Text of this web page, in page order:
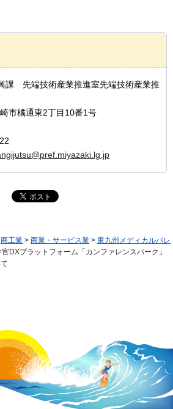
課 先端技術産業推進室先端技術産業推
市橘通東2丁目10番1号
商工業 > 商業・サービス業 > 東九州メディカルバレ
DXプラットフォーム「カンファレンスパーク」